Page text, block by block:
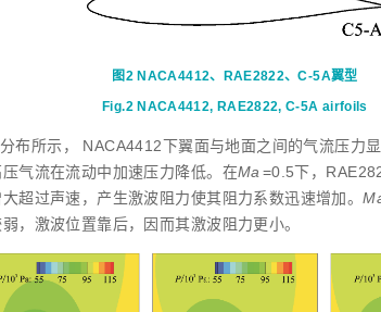
图2 NACA4412、RAE2822、C-5A翼型
Fig.2 NACA4412, RAE2822, C-5A airfoils
布所示， NACA4412下翼面与地面之间的气流压力
气流在流动中加速压力降低。在Ma =0.5下，
超过声速，产生激波阻力使其阻力系数迅速增加。
，激波位置靠后，因而其激波阻力更小。